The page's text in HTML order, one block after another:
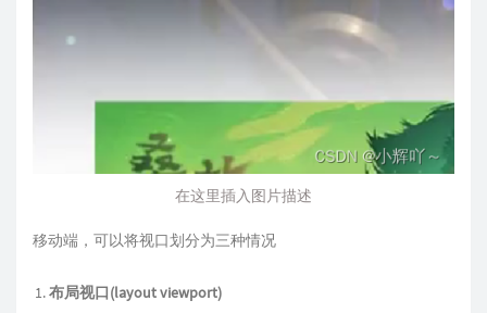
在这里插入图片描述
移动端，可以将视口划分为三种情况
布局视口(layout viewport)